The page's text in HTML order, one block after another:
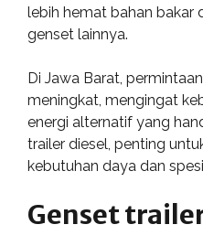
lebih hemat bahan bakar
genset lainnya.
Di Jawa Barat,
meningkat, mengingat
energi alternatif yang
trailer diesel, penting
kebutuhan daya dan
Genset